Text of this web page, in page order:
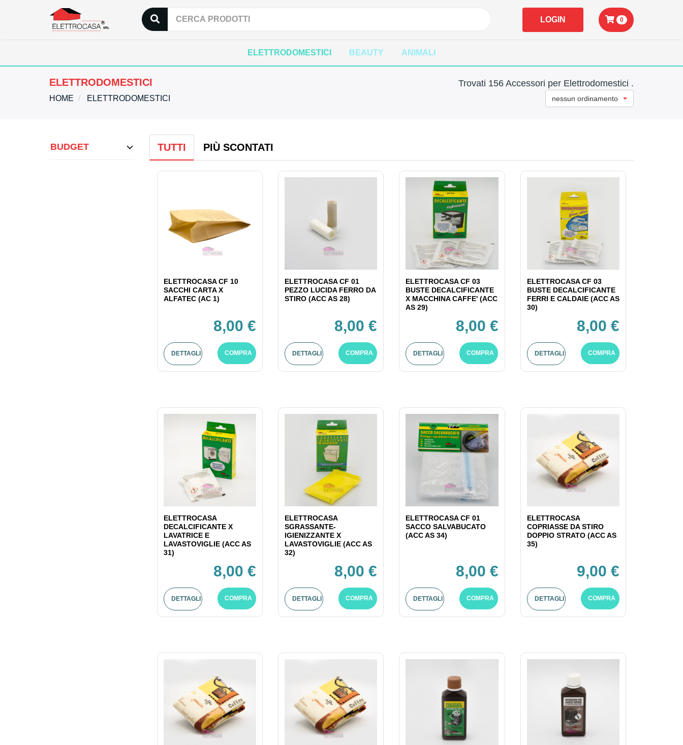
LOGIN 0
ELETTRODOMESTICI BEAUTY ANIMALI
ELETTRODOMESTICI
HOME ELETTRODOMESTICI
Trovati 156 Accessori per Elettrodomestici .
nessun ordinamento
BUDGET TUTTI PIÙ SCONTATI
ELETTROCASA CF 10
SACCHI CARTA X
ALFATEC (AC 1)
8,00 €
DETTAGLI COMPRA
ELETTROCASA CF 01
PEZZO LUCIDA FERRO DA
STIRO (ACC AS 28)
8,00 €
DETTAGLI COMPRA
ELETTROCASA CF 03
BUSTE DECALCIFICANTE
X MACCHINA CAFFE' (ACC
AS 29)
8,00 €
DETTAGLI COMPRA
ELETTROCASA CF 03
BUSTE DECALCIFICANTE
FERRI E CALDAIE (ACC AS
30)
8,00 €
DETTAGLI COMPRA
ELETTROCASA
DECALCIFICANTE X
LAVATRICE E
LAVASTOVIGLIE (ACC AS
31)
8,00 €
DETTAGLI COMPRA
ELETTROCASA
SGRASSANTE-
IGIENIZZANTE X
LAVASTOVIGLIE (ACC AS
32)
8,00 €
DETTAGLI COMPRA
ELETTROCASA CF 01
SACCO SALVABUCATO
(ACC AS 34)
8,00 €
DETTAGLI COMPRA
ELETTROCASA
COPRIASSE DA STIRO
DOPPIO STRATO (ACC AS
35)
9,00 €
DETTAGLI COMPRA